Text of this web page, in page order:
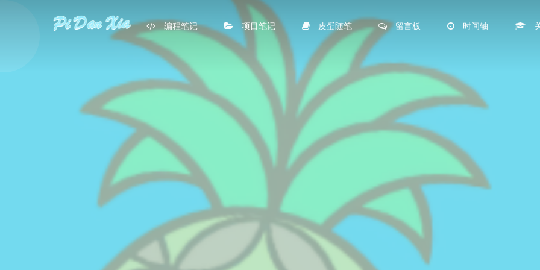
编程笔记 项目笔记 皮蛋随笔 留言板 时间轴